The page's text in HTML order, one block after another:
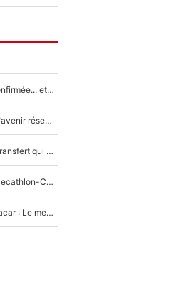
La signature du grand rival de Paul Seixas est confirmée... et c'est une excellente nouvelle pour l'équipe Decathlon-CMA CGM !
Tour de France - Échec sur échec, voilà ce que l’avenir réserve à Paul Seixas : «Tant qu’il y aura un Pogacar comme celui-là...»
Paul Seixas chez UAE avec Tadej Pogacar : Le transfert qui effraie le peloton, «c’est la pire des choses qui puisse arriver»
Une signature très importante se prépare chez Decathlon-CMA CGM pour aider Paul Seixas à gagner le Tour de France 2027
Paul Seixas en route pour succéder à Tadej Pogacar : Le meilleur est annoncé pour l’avenir de la pépite française